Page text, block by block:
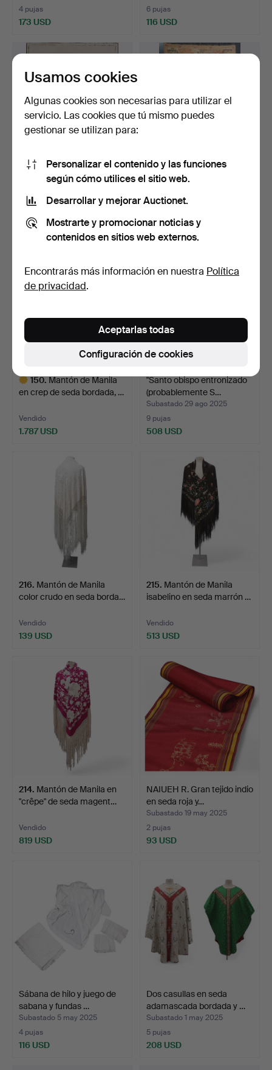
4 pujas
173 USD
6 pujas
116 USD
Escudo bordado del obispo
Joaquín Lluch y …
Subastado 7 ene 2026
121 USD
ESCUELA ESPAÑOLA DEL
Subastado 20 dic 2025
346 USD
150.Mantón de Manila
en crep de seda bordada, …
Vendido
1.787 USD
"Santo obispo entronizado
(probablemente S…
Subastado 29 ago 2025
9 pujas
508 USD
216. Mantón de Manila
color crudo en seda borda…
Vendido
139 USD
215. Mantón de Manila
isabelino en seda marrón …
Vendido
513 USD
214. Mantón de Manila en
"crêpe" de seda magent…
Vendido
819 USD
NAIUEH R. Gran tejido indio
en seda roja y…
Subastado 19 may 2025
2 pujas
93 USD
Sábana de hilo y juego de
sabana y fundas …
Subastado 5 may 2025
4 pujas
116 USD
Dos casullas en seda
adamascada bordada y …
Subastado 1 may 2025
5 pujas
208 USD
Usamos cookies
Algunas cookies son necesarias para utilizar el
servicio. Las cookies que tú mismo puedes
gestionar se utilizan para:
Personalizar el contenido y las funciones
según cómo utilices el sitio web.
Desarrollar y mejorar Auctionet.
Mostrarte y promocionar noticias y
contenidos en sitios web externos.
Encontrarás más información en nuestra Política
de privacidad.
Configuración de cookies
Aceptarlas todas